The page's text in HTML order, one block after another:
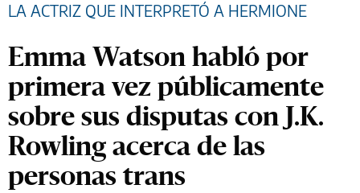
LA ACTRIZ QUE INTERPRETÓ A HERMIONE
Emma Watson habló por
primera vez públicamente
sobre sus disputas con J.K.
Rowling acerca de las
personas trans